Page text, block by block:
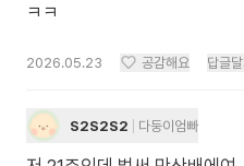
ㅋㅋ
2026.05.23 공감해요 답글달
S2S2S2 다둥이엄빠